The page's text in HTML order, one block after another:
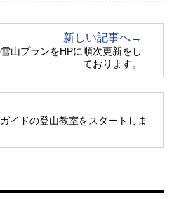
新しい記事へ→
山プランをHPに順次更新をし
ております。
イドの登山教室をスタートしま